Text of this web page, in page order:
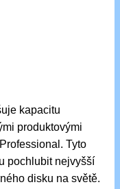
kapacitu
produktovými
Tyto
pochlubit nejvyšší
disku na světě.